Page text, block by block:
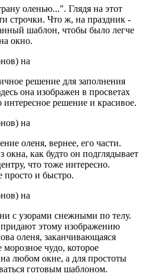
оленью...". Глядя на этот
строчки. Что ж, на праздник -
шаблон, чтобы было легче
окно.
решение для заполнения
она изображен в просветах
решение и красивое.
оленя, вернее, его части.
как будто он подглядывает
что тоже интересно.
просто и быстро.
с узорами снежными по телу.
этому изображению
оленя, заканчивающаяся
чудо, которое
на любом окне, а для простоты
готовым шаблоном.